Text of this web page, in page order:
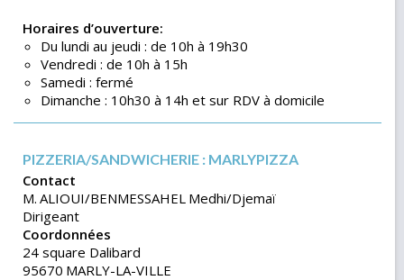
Horaires d’ouverture:
Du lundi au jeudi : de 10h à 19h30
Vendredi : de 10h à 15h
Samedi : fermé
Dimanche : 10h30 à 14h et sur RDV à domicile
PIZZERIA/SANDWICHERIE : MARLYPIZZA
Contact
M. ALIOUI/BENMESSAHEL Medhi/Djemaï
Dirigeant
Coordonnées
24 square Dalibard
95670 MARLY-LA-VILLE